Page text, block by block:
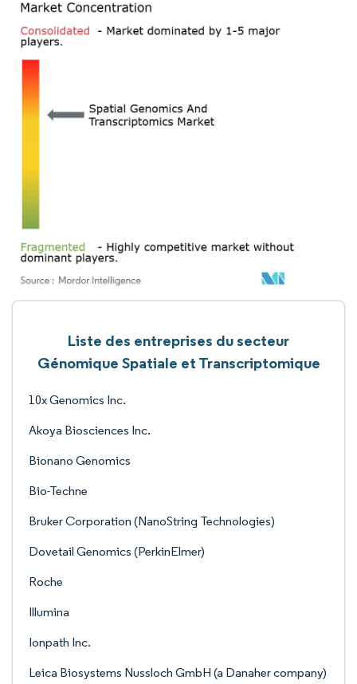
Liste des entreprises du secteur
Génomique Spatiale et Transcriptomique
10x Genomics Inc.
Akoya Biosciences Inc.
Bionano Genomics
Bio-Techne
Bruker Corporation (NanoString Technologies)
Dovetail Genomics (PerkinElmer)
Roche
Illumina
Ionpath Inc.
Leica Biosystems Nussloch GmbH (a Danaher company)